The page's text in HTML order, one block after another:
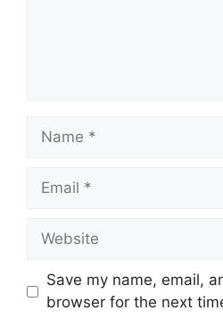
Name
Email
Website
Save my name, email,
browser for the next